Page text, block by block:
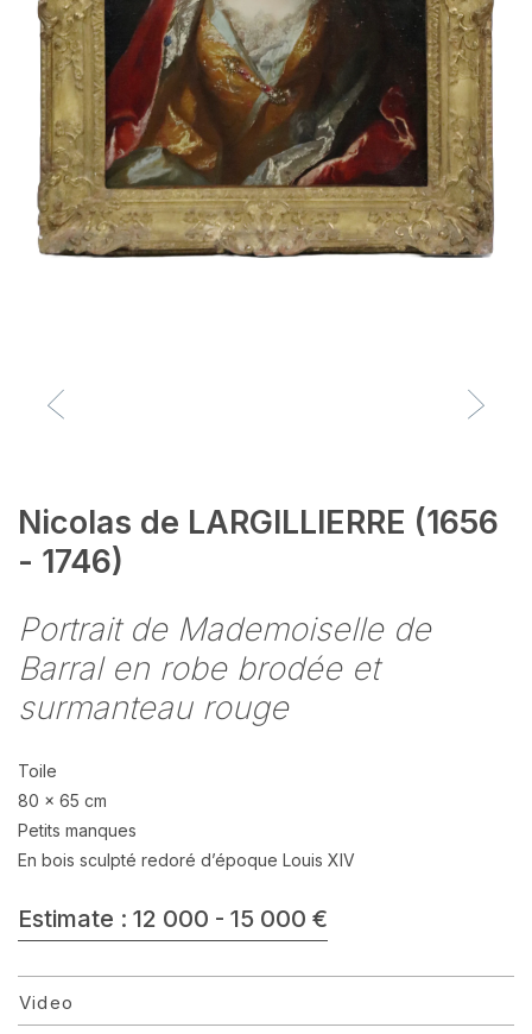
Nicolas de LARGILLIERRE (1656
- 1746)
Portrait de Mademoiselle de
Barral en robe brodée et
surmanteau rouge
Toile
80 x 65 cm
Petits manques
En bois sculpté redoré d’époque Louis XIV
Estimate : 12 000 - 15 000 €
Video